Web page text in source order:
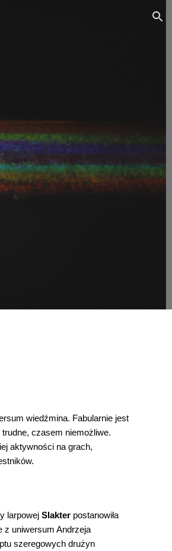
wiedźmina. Fabularnie jest
czasem niemożliwe.
aktywności na grach,
larpowejSlakter postanowiła
z uniwersum Andrzeja
szeregowych drużyn